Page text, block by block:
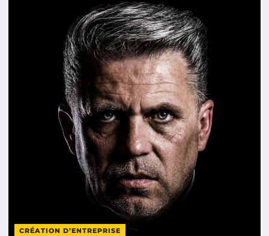
CRÉATION D’ENTREPRISE